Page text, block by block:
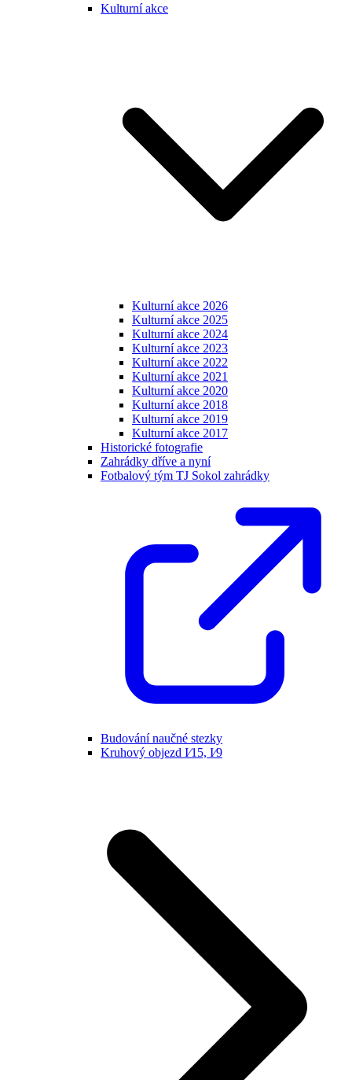
Kulturní akce
Kulturní akce 2026
Kulturní akce 2025
Kulturní akce 2024
Kulturní akce 2023
Kulturní akce 2022
Kulturní akce 2021
Kulturní akce 2020
Kulturní akce 2018
Kulturní akce 2019
Kulturní akce 2017
Historické fotografie
Zahrádky dříve a nyní
Fotbalový tým TJ Sokol zahrádky
Budování naučné stezky
Kruhový objezd I⁄15, I⁄9